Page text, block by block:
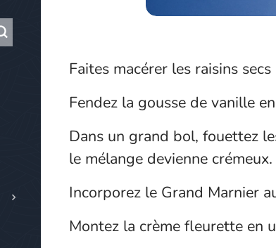
Faites macérer les raisins
Fendez la gousse de vanille
Dans un grand bol, fouettez
le mélange devienne crémeux.
Incorporez le Grand Marnier
Montez la crème fleurette en